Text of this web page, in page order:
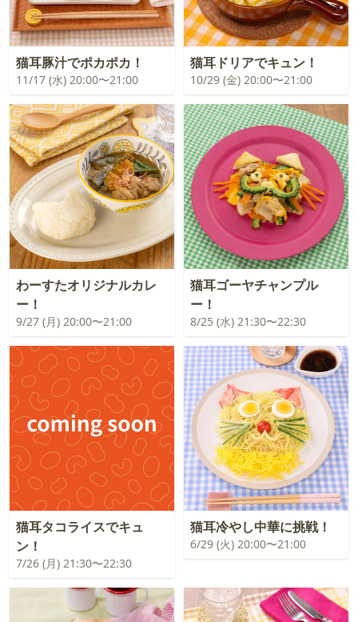
猫耳豚汁でポカポカ！
11/17 (水) 20:00〜21:00
猫耳ドリアでキュン！
10/29 (金) 20:00〜21:00
わーすたオリジナルカレ
ー！
9/27 (月) 20:00〜21:00
猫耳ゴーヤチャンプル
ー！
8/25 (水) 21:30〜22:30
猫耳タコライスでキュ
ン！
7/26 (月) 21:30〜22:30
猫耳冷やし中華に挑戦！
6/29 (火) 20:00〜21:00